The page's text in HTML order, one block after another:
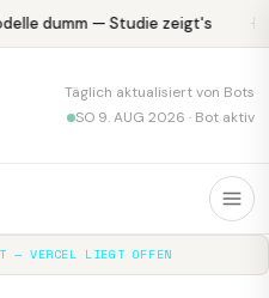
dumm — Studie zeigt's
Täglich aktualisiert von Bots
SO 9. AUG 2026 · Bot aktiv
— VERCEL LIEGT OFFEN